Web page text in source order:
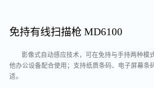
免持有线扫描枪 MD6100
影像式自动感应技术，可在免持与手持两种模
他办公设备配合使用；支持纸质条码、电子屏幕
适。